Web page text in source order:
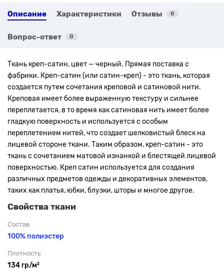
Описание Характеристики Отзывы 0
Вопрос-ответ 0
Ткань креп-сатин, цвет — черный. Прямая поставка с
фабрики. Креп-сатин (или сатин-креп) - это ткань, которая
создается путем сочетания креповой и сатиновой нити.
Креповая имеет более выраженную текстуру и сильнее
переплетается, в то время как сатиновая нить имеет более
гладкую поверхность и используется с особым
переплетением нитей, что создает шелковистый блеск на
лицевой стороне ткани. Таким образом, креп-сатин - это
ткань с сочетанием матовой изнанкой и блестящей лицевой
поверхностью. Креп сатин используется для создания
различных предметов одежды и декоративных элементов,
таких как платья, юбки, блузки, шторы и многое другое.
Свойства ткани
Состав
100% полиэстер
Плотность
134 гр/м²